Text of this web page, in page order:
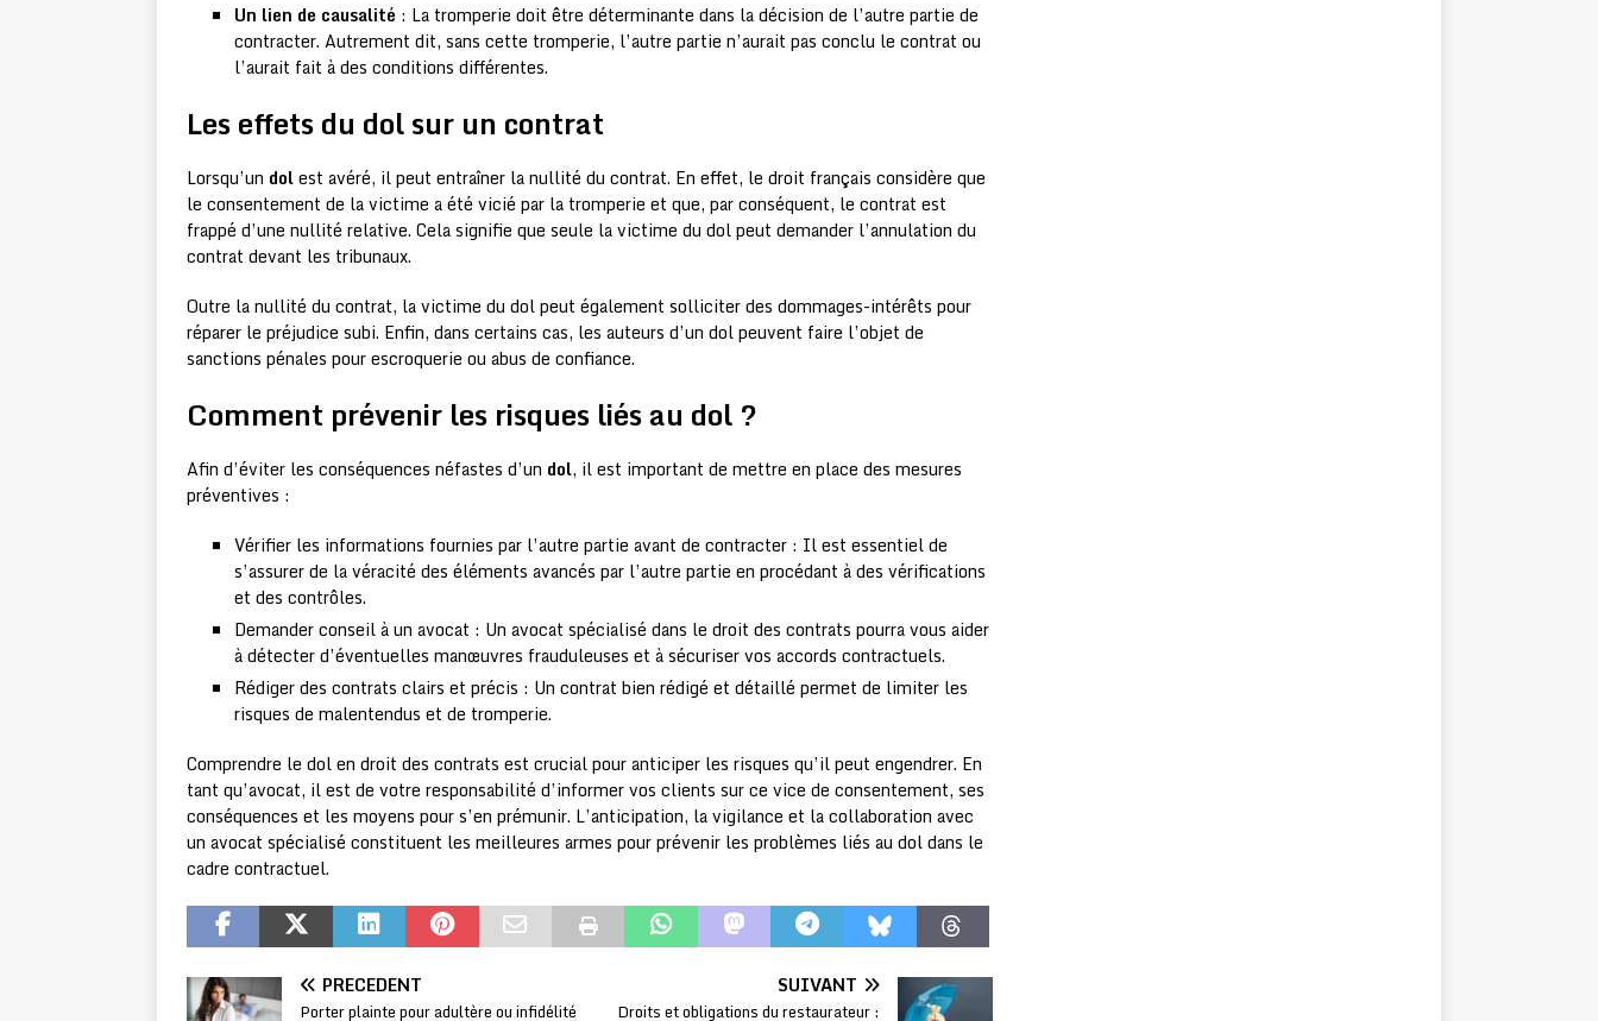
Un lien de causalité : La tromperie doit être déterminante dans la décision de l’autre partie de
contracter. Autrement dit, sans cette tromperie, l’autre partie n’aurait pas conclu le contrat ou
l’aurait fait à des conditions différentes.
Les effets du dol sur un contrat
Lorsqu’un dolest avéré, il peut entraîner la nullité du contrat. En effet, le droit français considère que
le consentement de la victime a été vicié par la tromperie et que, par conséquent, le contrat est
frappé d’une nullité relative. Cela signifie que seule la victime du dol peut demander l’annulation du
contrat devant les tribunaux.
Outre la nullité du contrat, la victime du dol peut également solliciter des dommages-intérêts pour
réparer le préjudice subi. Enfin, dans certains cas, les auteurs d’un dol peuvent faire l’objet de
sanctions pénales pour escroquerie ou abus de confiance.
Comment prévenir les risques liés au dol ?
Afin d’éviter les conséquences néfastes d’un dol, il est important de mettre en place des mesures
préventives :
Vérifier les informations fournies par l’autre partie avant de contracter : Il est essentiel de
s’assurer de la véracité des éléments avancés par l’autre partie en procédant à des vérifications
et des contrôles.
Demander conseil à un avocat : Un avocat spécialisé dans le droit des contrats pourra vous aider
à détecter d’éventuelles manœuvres frauduleuses et à sécuriser vos accords contractuels.
Rédiger des contrats clairs et précis : Un contrat bien rédigé et détaillé permet de limiter les
risques de malentendus et de tromperie.
Comprendre le dol en droit des contrats est crucial pour anticiper les risques qu’il peut engendrer. En
tant qu’avocat, il est de votre responsabilité d’informer vos clients sur ce vice de consentement, ses
conséquences et les moyens pour s’en prémunir. L’anticipation, la vigilance et la collaboration avec
un avocat spécialisé constituent les meilleures armes pour prévenir les problèmes liés au dol dans le
cadre contractuel.
PRÉCÉDENT
Porter plainte pour adultère ou infidélité
SUIVANT
Droits et obligations du restaurateur :